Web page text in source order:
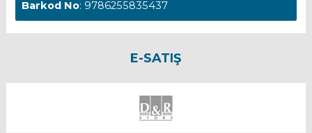
Barkod No: 9786255835437
E-SATIŞ